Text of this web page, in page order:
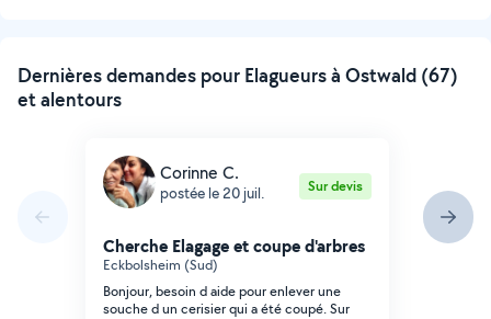
Dernières demandes pour Elagueurs à Ostwald (67)
et alentours
Corinne C.
postée le 20 juil. Sur devis
Cherche Elagage et coupe d'arbres
Eckbolsheim (Sud)
Bonjour, besoin d aide pour enlever une
souche d un cerisier qui a été coupé. Sur